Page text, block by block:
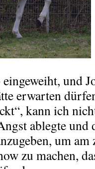
und
erwarten
kann ich
ablegte
um
zu machen,